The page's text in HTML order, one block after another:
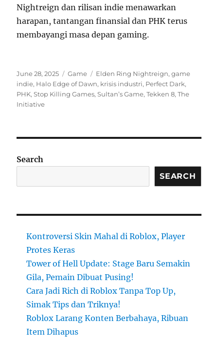
Nightreign dan rilisan indie menawarkan
harapan, tantangan finansial dan PHK terus
membayangi masa depan gaming.
Posted
on
June 28, 2025 Categories
Game Tags
Elden Ring Nightreign,game
indie, Halo Edge of Dawn, krisis industri, Perfect Dark,
PHK,Stop Killing Games,Sultan’s Game,Tekken 8,The
Initiative
Search
SEARCH
Kontroversi Skin Mahal di Roblox, Player
Protes Keras
Tower of Hell Update: Stage Baru Semakin
Gila, Pemain Dibuat Pusing!
Cara Jadi Rich di Roblox Tanpa Top Up,
Simak Tips dan Triknya!
Roblox Larang Konten Berbahaya, Ribuan
Item Dihapus